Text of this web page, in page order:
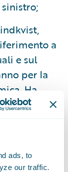
ads, to
our traffic.
a
e sul
per la
Ha
è
di
qualcosa